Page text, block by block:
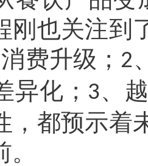
刚也关注到
费升级； 2
异化； 3、
，都预示着